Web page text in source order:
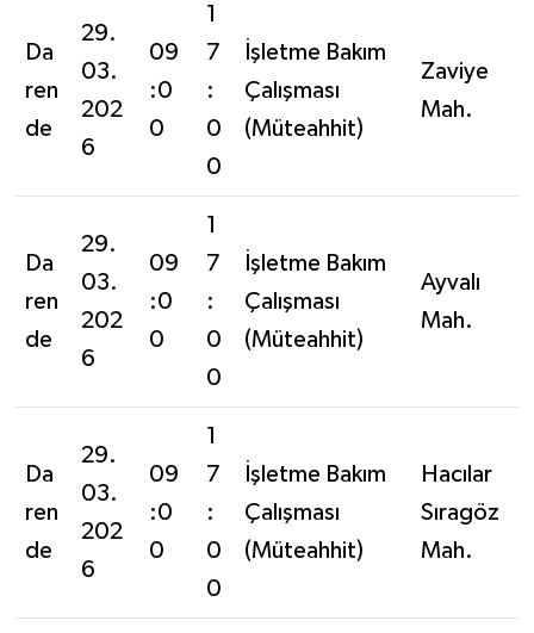
Da
ren
de
29.
03.
202
6
09
:0
0
1
7
:
0
0
İşletme Bakım
Çalışması
(Müteahhit)
Zaviye
Mah.
Da
ren
de
29.
03.
202
6
09
:0
0
1
7
:
0
0
İşletme Bakım
Çalışması
(Müteahhit)
Ayvalı
Mah.
Da
ren
de
29.
03.
202
6
09
:0
0
1
7
:
0
0
İşletme Bakım
Çalışması
(Müteahhit)
Hacılar
Sıragöz
Mah.